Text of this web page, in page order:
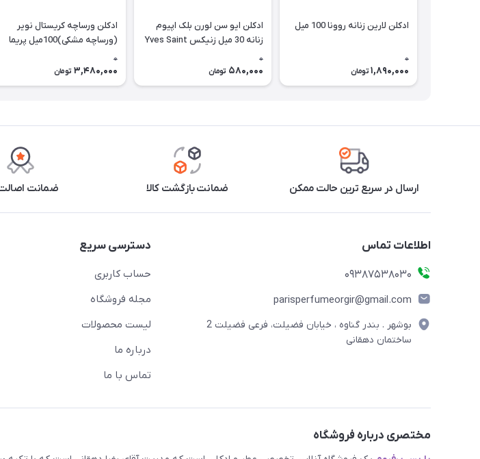
ادکلن لارین زنانه روونا 100 میل
0
1,890,000 تومان
ادکلن ایو سن لورن بلک اپیوم
زنانه 30 میل زنیکس Yves Saint
0
580,000 تومان
ادکلن ورساچه کریستال نویر
(ورساچه مشکی)100میل پریما
niche (vip
0
3,480,000 تومان
ارسال در سریع ترین حالت ممکن ضمانت بازگشت کالا ضمانت اصالت
اطلاعات تماس
09387538030
parisperfumeorgir@gmail.com
بوشهر . بندر گناوه ، خیابان فضیلت، فرعی فضیلت 2
ساختمان دهقانی
دسترسی سریع
حساب کاربری
مجله فروشگاه
لیست محصولات
درباره ما
تماس با ما
مختصری درباره فروشگاه